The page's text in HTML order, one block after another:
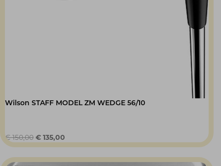
Wilson STAFF MODEL ZM WEDGE 56/10
€150,00 Oorspronkelijke
prijs
was:
€ 135,00
prijs
is: